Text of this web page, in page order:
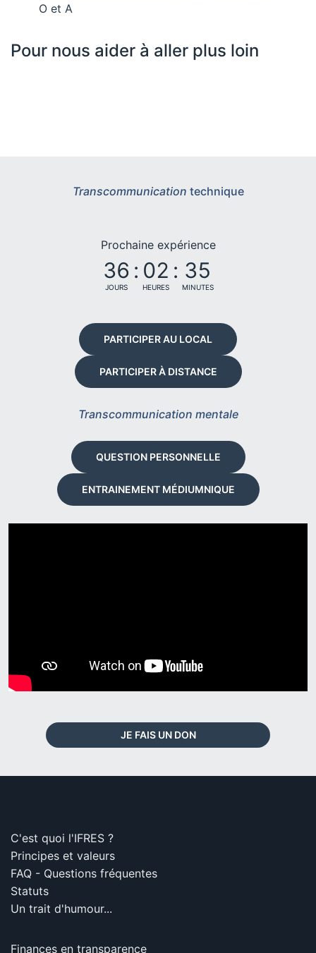
O et A
Pour nous aider à aller plus loin
Transcommunication technique
Prochaine expérience
36
JOURS
: 02
HEURES
: 35
MINUTES
PARTICIPER AU LOCAL
PARTICIPER À DISTANCE
Transcommunication mentale
QUESTION PERSONNELLE
ENTRAINEMENT MÉDIUMNIQUE
JE FAIS UN DON
C'est quoi l'IFRES ?
Principes et valeurs
FAQ - Questions fréquentes
Statuts
Un trait d'humour...
Finances en transparence